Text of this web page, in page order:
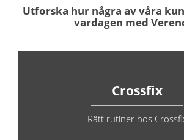
Utforska hur några av våra
vardagen med
Crossfix
Rätt rutiner hos